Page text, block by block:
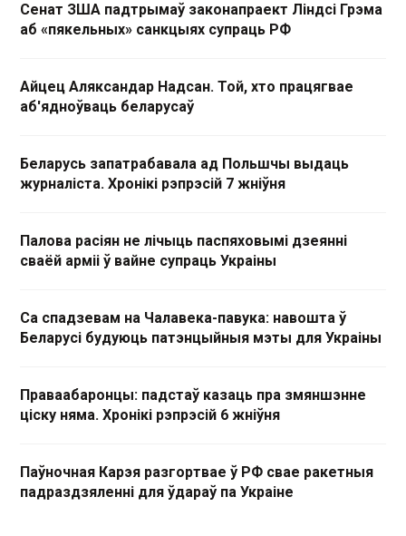
Сенат ЗША падтрымаў законапраект Ліндсі Грэма
аб «пякельных» санкцыях супраць РФ
Айцец Аляксандар Надсан. Той, хто працягвае
аб'ядноўваць беларусаў
Беларусь запатрабавала ад Польшчы выдаць
журналіста. Хронікі рэпрэсій 7 жніўня
Палова расіян не лічыць паспяховымі дзеянні
сваёй арміі ў вайне супраць Украіны
Са спадзевам на Чалавека-павука: навошта ў
Беларусі будуюць патэнцыйныя мэты для Украіны
Праваабаронцы: падстаў казаць пра змяншэнне
ціску няма. Хронікі рэпрэсій 6 жніўня
Паўночная Карэя разгортвае ў РФ свае ракетныя
падраздзяленні для ўдараў па Украіне